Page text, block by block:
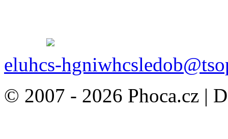
eluhcs-
© 2007 - 2026 Phoca.cz |